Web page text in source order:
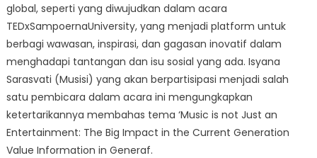
global, seperti yang diwujudkan dalam acara
TEDxSampoernaUniversity, yang menjadi platform untuk
berbagi wawasan, inspirasi, dan gagasan inovatif dalam
menghadapi tantangan dan isu sosial yang ada. Isyana
Sarasvati (Musisi) yang akan berpartisipasi menjadi salah
satu pembicara dalam acara ini mengungkapkan
ketertarikannya membahas tema ‘Music is not Just an
Entertainment: The Big Impact in the Current Generation
Value Information in Generaf.